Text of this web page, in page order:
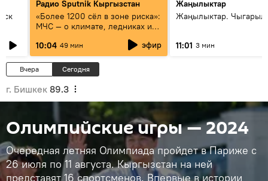
Радио Sputnik Кыргызстан
«Более 1200 сёл в зоне риска»:
МЧС — о климате, ледниках и
населения
10:04 49 мин эфир
Жаңылыктар
Жаңылыктар.
11:01 3 мин
Вчера Сегодня
г. Бишкек 89.3
Олимпийские игры — 2024
Очередная летняя Олимпиада пройдет в Париже с
26 июля по 11 августа. Кыргызстан на ней
представят 16 спортсменов. Впервые в истории